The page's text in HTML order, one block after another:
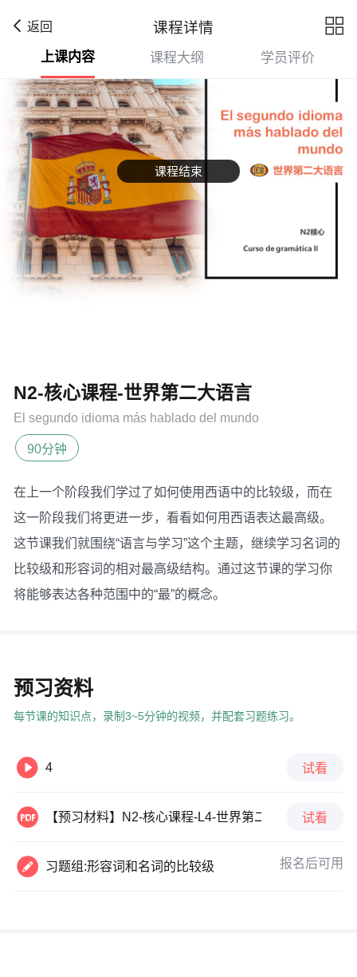
返回 课程详情 
课程结束
上课内容 课程大纲 学员评价
N2-核心课程-世界第二大语言
El segundo idioma más hablado del mundo
90分钟
在上一个阶段我们学过了如何使用西语中的比较级，而在
这一阶段我们将更进一步，看看如何用西语表达最高级。
这节课我们就围绕“语言与学习”这个主题，继续学习名词的
比较级和形容词的相对最高级结构。通过这节课的学习你
将能够表达各种范围中的“最”的概念。
预习资料
每节课的知识点，录制3~5分钟的视频，并配套习题练习。
 4 试看
 【预习材料】N2-核心课程-L4-世界第二大语言-v2
试看
 习题组:形容词和名词的比较级 报名后可用